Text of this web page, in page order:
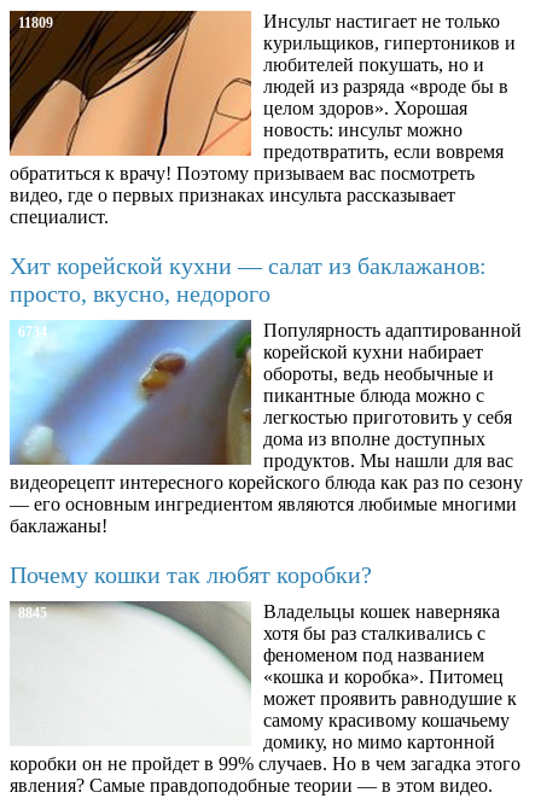
11809
Инсульт настигает не только
курильщиков, гипертоников и
любителей покушать, но и
людей из разряда «вроде бы в
целом здоров». Хорошая
новость: инсульт можно
предотвратить, если вовремя
обратиться к врачу! Поэтому призываем вас посмотреть
видео, где о первых признаках инсульта рассказывает
специалист.
Хит корейской кухни — салат из баклажанов:
просто, вкусно, недорого
6734
Популярность адаптированной
корейской кухни набирает
обороты, ведь необычные и
пикантные блюда можно с
легкостью приготовить у себя
дома из вполне доступных
продуктов. Мы нашли для вас
видеорецепт интересного корейского блюда как раз по сезону
— его основным ингредиентом являются любимые многими
баклажаны!
Почему кошки так любят коробки?
8845
Владельцы кошек наверняка
хотя бы раз сталкивались с
феноменом под названием
«кошка и коробка». Питомец
может проявить равнодушие к
самому красивому кошачьему
домику, но мимо картонной
коробки он не пройдет в 99% случаев. Но в чем загадка этого
явления? Самые правдоподобные теории — в этом видео.